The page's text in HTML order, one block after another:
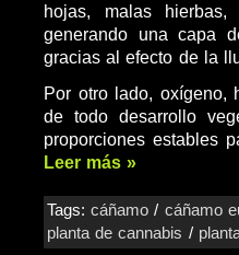
hojas, malas
generando una capa
gracias al efecto de la
Por otro lado, oxígeno,
de todo desarrollo
proporciones estables
Leer más »
Tags:cáñamo / cáñamo
planta de cannabis /